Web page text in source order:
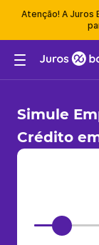
Atenção! A Juros
Simule
Crédito